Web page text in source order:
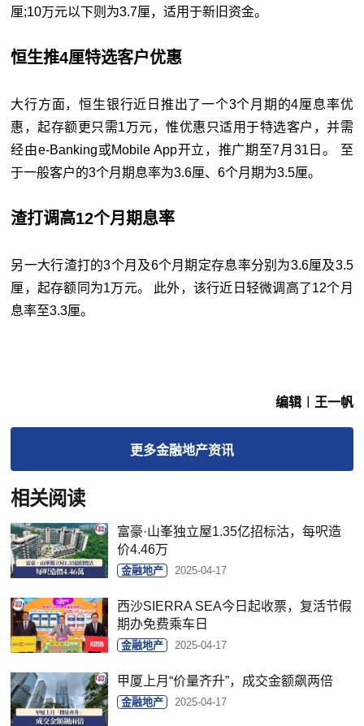
厘;10万元以下则为3.7厘，适用于新旧资金。
恒生推4厘特选客户优惠
大行方面，恒生银行近日推出了一个3个月期的4厘息率优
惠，起存额更只需1万元，惟优惠只适用于特选客户，并需
经由e-Banking或Mobile App开立，推广期至7月31日。 至
于一般客户的3个月期息率为3.6厘、6个月期为3.5厘。
渣打调高12个月期息率
另一大行渣打的3个月及6个月期定存息率分别为3.6厘及3.5
厘，起存额同为1万元。 此外，该行近日轻微调高了12个月
息率至3.3厘。
编辑︱王一帆
更多金融地产资讯
相关阅读
富豪·山峯独立屋1.35亿招标沽，每呎造
价4.46万
金融地产 2025-04-17
西沙SIERRA SEA今日起收票，复活节假
期办免费乘车日
金融地产 2025-04-17
甲厦上月“价量齐升”，成交金额飙两倍
金融地产 2025-04-17